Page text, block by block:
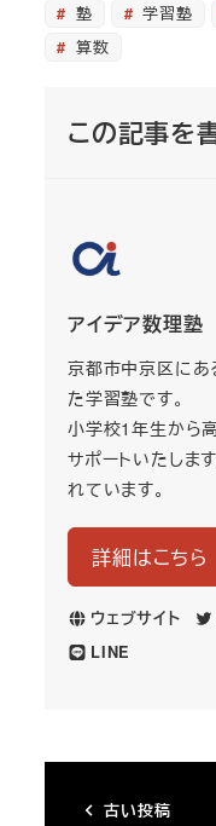
塾
学習塾
算数
この記事を
アイデア数理塾
京都市中京区にあ
た学習塾です。
小学校1年生から
サポートいたしま
れています。
詳細はこちら
ウェブサイト
LINE
古い投稿